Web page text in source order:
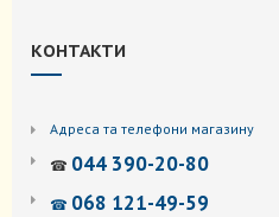
КОНТАКТИ
Адреса та телефони магазину
☎ 044 390-20-80
☎ 068 121-49-59